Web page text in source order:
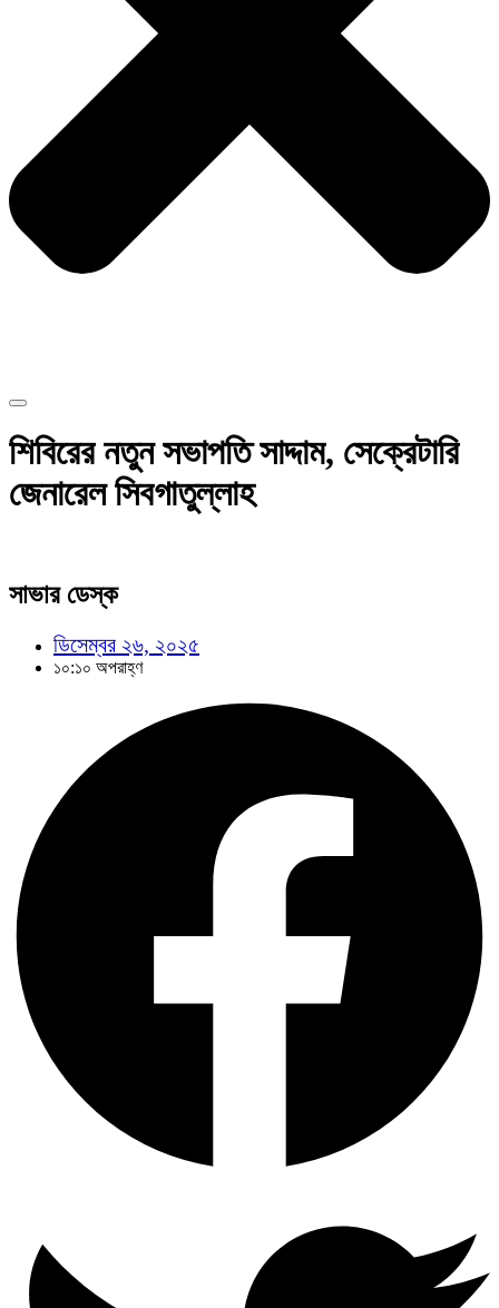
শিবিরের নতুন সভাপতি সাদ্দাম, সেক্রেটারি
জেনারেল সিবগাতুল্লাহ
সাভার ডেস্ক
ডিসেম্বর ২৬, ২০২৫
১০:১০ অপরাহ্ণ